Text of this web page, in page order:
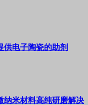
供电子陶瓷的助剂
米材料高纯研磨解决